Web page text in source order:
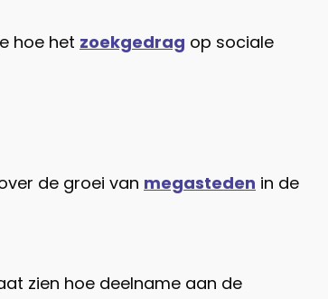
hoe het zoekgedrag op sociale
de groei van megasteden in de
zien hoe deelname aan de